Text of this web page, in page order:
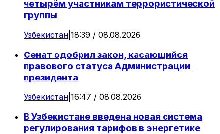
четырём участникам террористической
группы
Узбекистан 18:39 / 08.08.2026
Сенат одобрил закон, касающийся
правового статуса Администрации
президента
Узбекистан 16:47 / 08.08.2026
В Узбекистане введена новая система
регулирования тарифов в энергетике